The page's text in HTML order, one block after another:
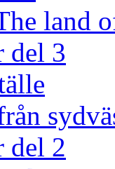
land
del 3
del 2